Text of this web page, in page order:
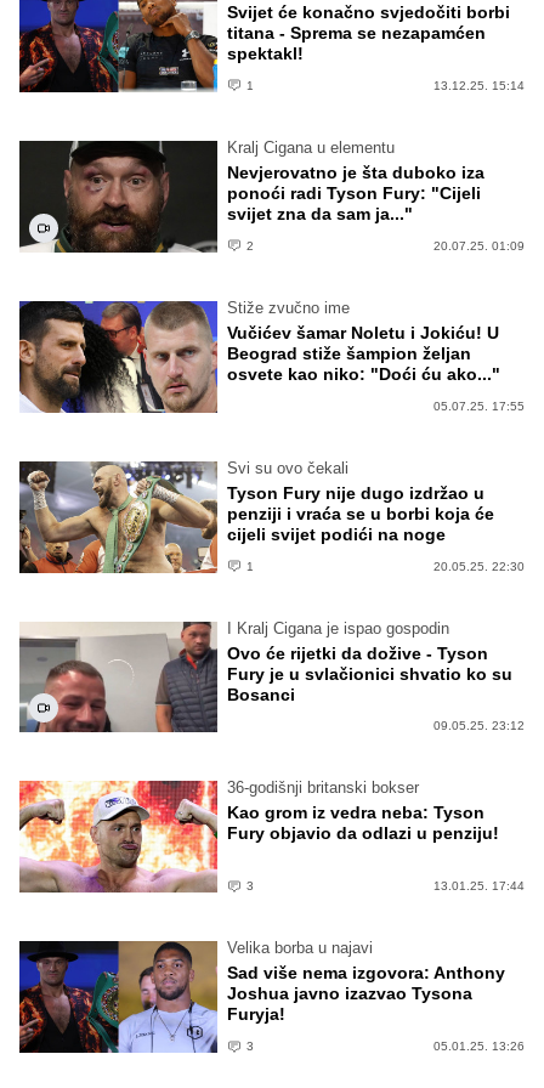
Svijet će konačno svjedočiti borbi
titana - Sprema se nezapamćen
spektakl!
1 13.12.25. 15:14
Kralj Cigana u elementu
Nevjerovatno je šta duboko iza
ponoći radi Tyson Fury: "Cijeli
svijet zna da sam ja..."
2 20.07.25. 01:09
Stiže zvučno ime
Vučićev šamar Noletu i Jokiću! U
Beograd stiže šampion željan
osvete kao niko: "Doći ću ako..."
05.07.25. 17:55
Svi su ovo čekali
Tyson Fury nije dugo izdržao u
penziji i vraća se u borbi koja će
cijeli svijet podići na noge
1 20.05.25. 22:30
I Kralj Cigana je ispao gospodin
Ovo će rijetki da dožive - Tyson
Fury je u svlačionici shvatio ko su
Bosanci
09.05.25. 23:12
36-godišnji britanski bokser
Kao grom iz vedra neba: Tyson
Fury objavio da odlazi u penziju!
3 13.01.25. 17:44
Velika borba u najavi
Sad više nema izgovora: Anthony
Joshua javno izazvao Tysona
Furyja!
3 05.01.25. 13:26